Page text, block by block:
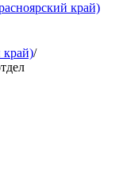
край)
край)/